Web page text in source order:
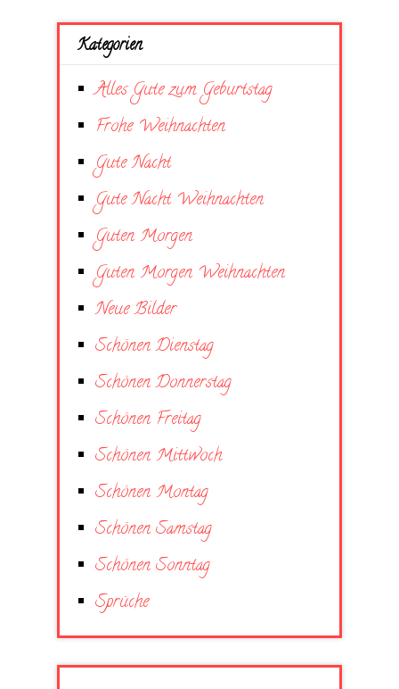
Kategorien
Alles Gute zum Geburtstag
Frohe Weihnachten
Gute Nacht
Gute Nacht Weihnachten
Guten Morgen
Guten Morgen Weihnachten
Neue Bilder
Schönen Dienstag
Schönen Donnerstag
Schönen Freitag
Schönen Mittwoch
Schönen Montag
Schönen Samstag
Schönen Sonntag
Sprüche